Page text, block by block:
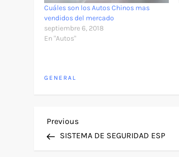
Cuáles son los Autos Chinos mas
vendidos del mercado
septiembre 6, 2018
En "Autos"
GENERAL
N
Previous
Post
Previous
SISTEMA DE SEGURIDAD ESP